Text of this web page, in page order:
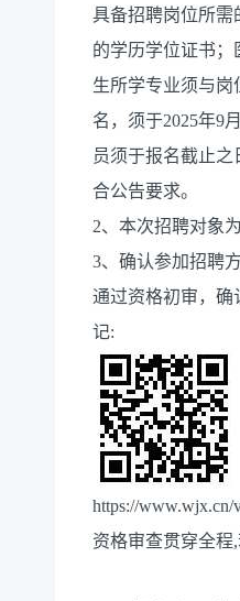
具备招聘岗位所需
的学历学位证书
生所学专业须与岗
名，须于2025年9
员须于报名截止
合公告要求。
2、本次招聘对象
3、确认参加招聘
通过资格初审，确
记:
https://www.wjx.cn/
资格审查贯穿全